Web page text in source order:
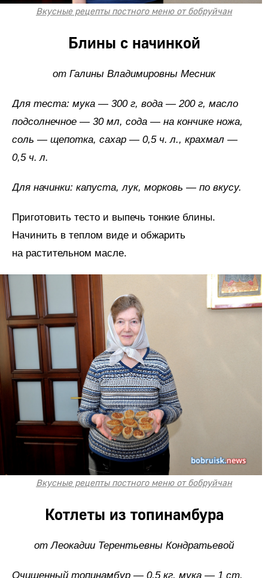
Вкусные рецепты постного меню от бобруйчан
Блины с начинкой
от Галины Владимировны Месник
Для теста: мука — 300 г, вода — 200 г, масло
подсолнечное — 30 мл, сода — на кончике ножа,
соль — щепотка, сахар — 0,5 ч. л., крахмал —
0,5ч. л.
Для начинки: капуста, лук, морковь — по вкусу.
Приготовить тесто и выпечь тонкие блины.
Начинить в теплом виде и обжарить
на растительном масле.
Вкусные рецепты постного меню от бобруйчан
Котлеты из топинамбура
от Леокадии Терентьевны Кондратьевой
Очищенный топинамбур — 0,5 кг, мука — 1 ст.